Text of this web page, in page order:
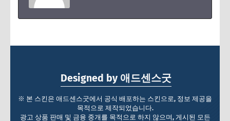
Designed by 애드센스굿
※ 본 스킨은 애드센스굿에서 공식 배포하는 스킨으로, 정보 제공을
목적으로 제작되었습니다.
광고 상품 판매 및 금융 중개를 목적으로 하지 않으며, 게시된 모든